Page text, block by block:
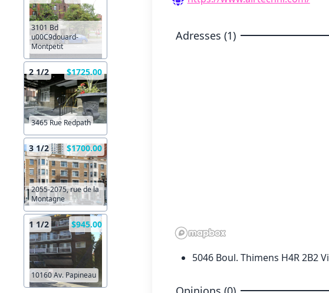
3101 Bd
u00C9douard-
Montpetit
2 1/2 $1725.00
3465 Rue Redpath
3 1/2 $1700.00
2055-2075, rue de la
Montagne
1 1/2 $945.00
10160 Av. Papineau
Adresses (1)
5046 Boul. Thimens H4R 2B2